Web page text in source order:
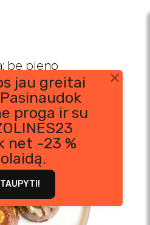
jau greitai
proga ir su
net -23 %
be pieno